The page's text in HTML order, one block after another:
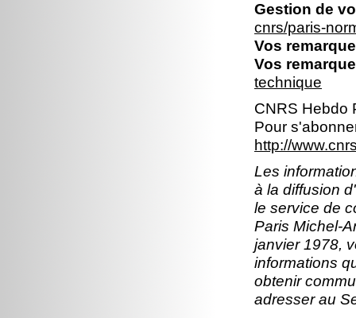
Gestion de
cnrs/paris-
Vos
Vos
technique
CNRS Hebdo
Pour
http://
Les
à la diffusion
le service de
Paris Michel-
janvier 1978,
informations
obtenir
adresser au